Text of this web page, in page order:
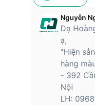
Tai nghe Redmi
nhanh cấp tốc,
phút sạc
Thời gian pin ấn tượng
nghe này. Đi kèm với
đến bất ngờ. Cụ thể là
20%,thiết bị
nhanh. Nhờ đó, nó mang
Nguyễn
Dạ
ạ,
"Hiện
hàng
- 392
Nội
LH: